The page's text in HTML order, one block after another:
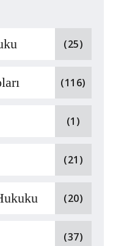
(25)
(116)
(1)
(21)
(20)
(37)